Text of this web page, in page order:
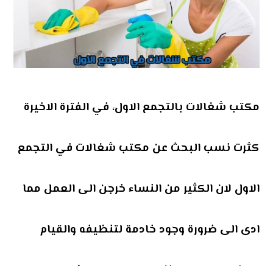
مكتب شغالات بالتجمع الاول، في الفترة الاخيرة
كثرت نسب البحث عن مكتب شغالات في التجمع
الاول لان الكثير من النساء خرجن الى العمل مما
ادى الى ضرورة وجود خادمة لتنظيفه والقيام